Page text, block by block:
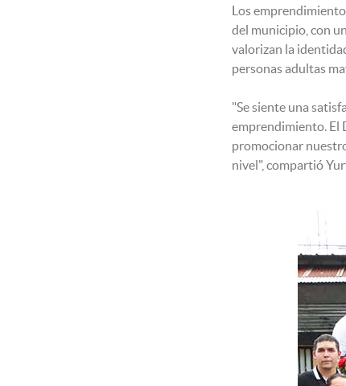
Los
del municipio, con
valorizan la
personas adultas
"Se siente una
emprendimiento. El
promocionar
nivel", compartió